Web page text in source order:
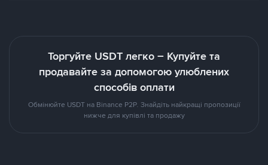
Торгуйте USDT легко – Купуйте та
продавайте за допомогою улюблених
способів оплати
Обмінюйте USDT на Binance P2P. Знайдіть найкращі пропозиції
нижче для купівлі та продажу